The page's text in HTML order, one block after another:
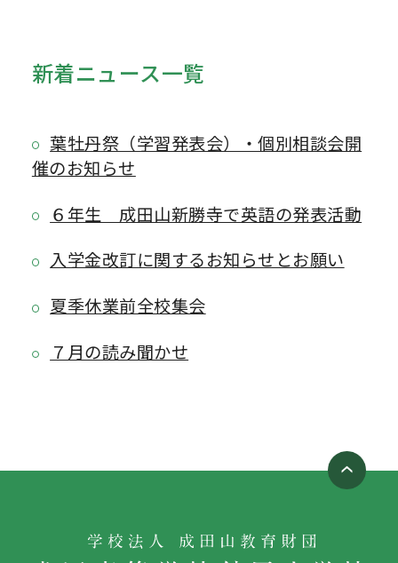
新着ニュース一覧
葉牡丹祭（学習発表会）・個別相談会開
催のお知らせ
６年生 成田山新勝寺で英語の発表活動
入学金改訂に関するお知らせとお願い
夏季休業前全校集会
７月の読み聞かせ